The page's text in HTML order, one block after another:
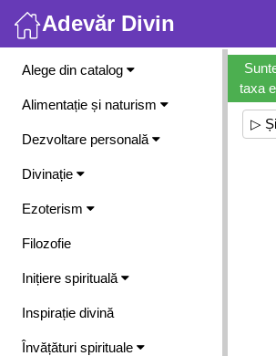
Adevăr Divin
Meniu
Alege din catalog
Alimentație și naturism
Dezvoltare personală
Divinație
Ezoterism
Filozofie
Inițiere spirituală
Inspirație divină
Învățături spirituale
taxa
▷